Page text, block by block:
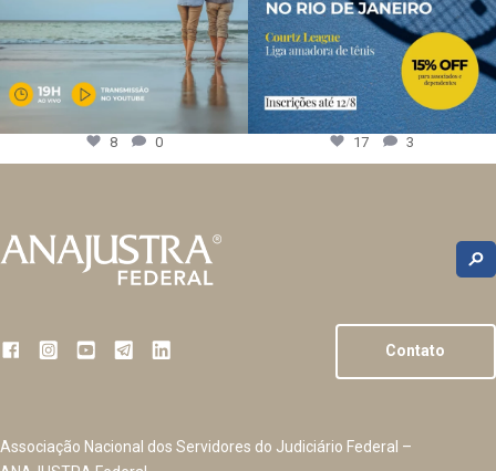
8 0 17 3
Contato
Associação Nacional dos Servidores do Judiciário Federal –